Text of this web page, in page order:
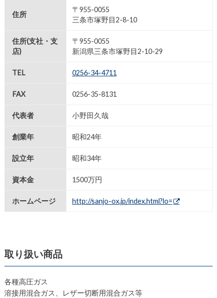
住所
〒955-0055
三条市塚野目2-8-10
住所(支社・支
店)
〒955-0055
新潟県三条市塚野目2-10-29
TEL 0256-34-4711
FAX 0256-35-8131
代表者 小野田久哉
創業年 昭和24年
設立年 昭和34年
資本金 1500万円
ホームページ http://sanjo-ox.jp/index.html?lo=
取り扱い商品
各種高圧ガス
溶接用混合ガス、レザー切断用混合ガス等